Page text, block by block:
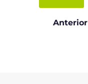
Anterior